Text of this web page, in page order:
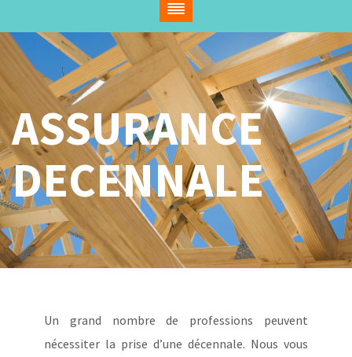
ASSURANCE
DECENNALE
Un grand nombre de professions peuvent
nécessiter la prise d’une décennale. Nous vous